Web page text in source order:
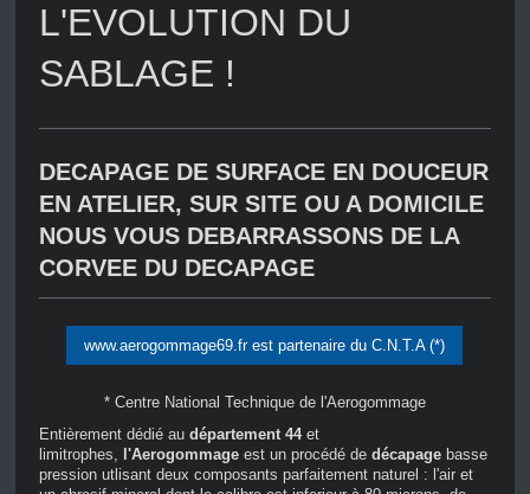
L'EVOLUTION DU
SABLAGE !
DECAPAGE DE SURFACE EN DOUCEUR
EN ATELIER, SUR SITE OU A DOMICILE
NOUS VOUS DEBARRASSONS DE LA
CORVEE DU DECAPAGE
www.aerogommage69.fr est partenaire du C.N.T.A (*)
* Centre National Technique de l'Aerogommage
Entièrement dédié audépartement 44et
limitrophes, l'Aerogommage est un procédé dedécapage basse
pression utlisant deux composants parfaitement naturel : l'air et